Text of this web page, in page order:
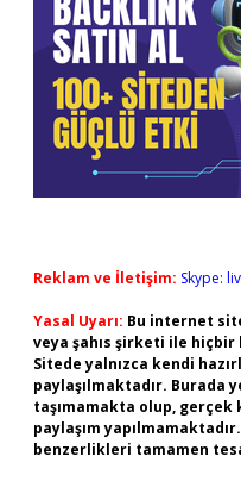
Reklam ve İletişim: Skype:
Yasal Uyarı: Bu internet
veya şahıs şirketi ile hiçbir
Sitede yalnızca kendi
paylaşılmaktadır. Burada
taşımamakta olup, gerçek
paylaşım
benzerlikleri tamamen